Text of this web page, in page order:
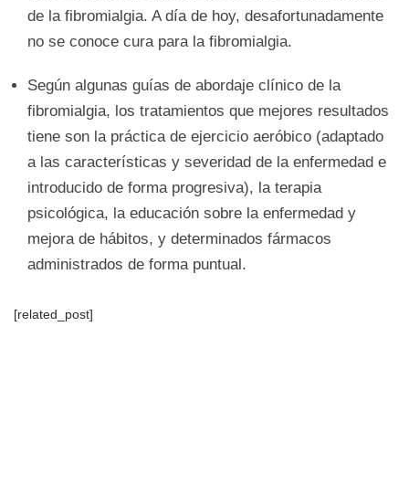
de la fibromialgia. A día de hoy, desafortunadamente
no se conoce cura para la fibromialgia.
Según algunas guías de abordaje clínico de la
fibromialgia, los tratamientos que mejores resultados
tiene son la práctica de ejercicio aeróbico (adaptado
a las características y severidad de la enfermedad e
introducido de forma progresiva), la terapia
psicológica, la educación sobre la enfermedad y
mejora de hábitos, y determinados fármacos
administrados de forma puntual.
[related_post]